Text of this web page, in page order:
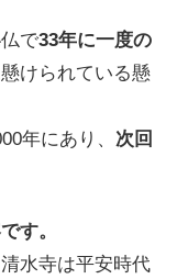
で33年に一度の
けられている懸
年にあり、 次回
す。
水寺は平安時代